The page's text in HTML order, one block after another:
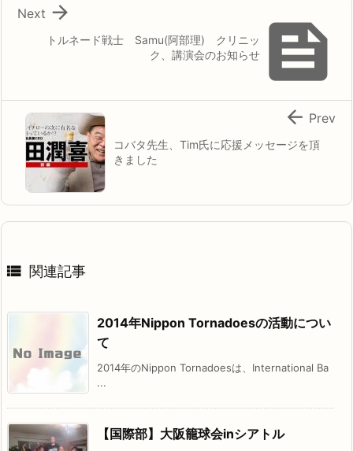

トルネード戦士 Samu(阿部理) クリニッ
ク、講演会のお知らせ

Next
コバタ先生、Tim氏に応援メッセージを頂
きました
 Prev
 関連記事
2014年Nippon Tornadoesの活動につい
て
2014年のNippon Tornadoesは、International Ba
...
【国際部】大阪籠球会inシアトル